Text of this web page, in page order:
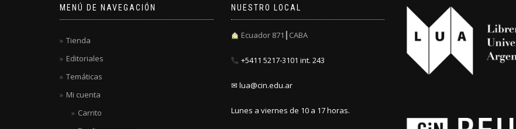
MENÚ DE NAVEGACIÓN
Tienda
Editoriales
Temáticas
Mi cuenta
Carrito
NUESTRO LOCAL
Ecuador 871┃CABA
+5411 5217-3101 int. 243
✉ lua@cin.edu.ar
Lunes a viernes de 10 a 17 horas.